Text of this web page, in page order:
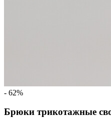
- 62%
Брюки трикотажные